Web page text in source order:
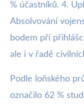
% účastníků. 4.
Absolvování
bodem při
ale i v řadě
Podle loňského
označilo 62 %